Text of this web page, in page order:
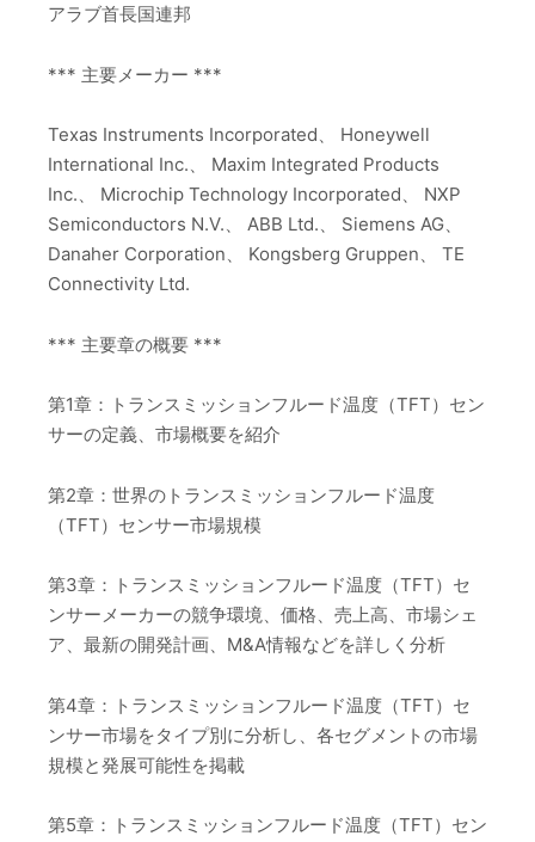
アラブ首長国連邦
*** 主要メーカー ***
Texas Instruments Incorporated、 Honeywell
International Inc.、 Maxim Integrated Products
Inc.、 Microchip Technology Incorporated、 NXP
Semiconductors N.V.、 ABB Ltd.、 Siemens AG、
Danaher Corporation、 Kongsberg Gruppen、 TE
Connectivity Ltd.
*** 主要章の概要 ***
第1章：トランスミッションフルード温度（TFT）セン
サーの定義、市場概要を紹介
第2章：世界のトランスミッションフルード温度
（TFT）センサー市場規模
第3章：トランスミッションフルード温度（TFT）セ
ンサーメーカーの競争環境、価格、売上高、市場シェ
ア、最新の開発計画、M&A情報などを詳しく分析
第4章：トランスミッションフルード温度（TFT）セ
ンサー市場をタイプ別に分析し、各セグメントの市場
規模と発展可能性を掲載
第5章：トランスミッションフルード温度（TFT）セン